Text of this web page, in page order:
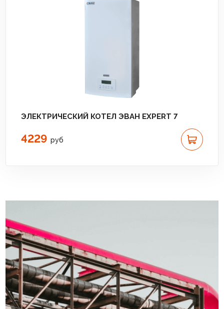
ЭЛЕКТРИЧЕСКИЙ КОТЕЛ ЭВАН EXPERT 7
4229 руб